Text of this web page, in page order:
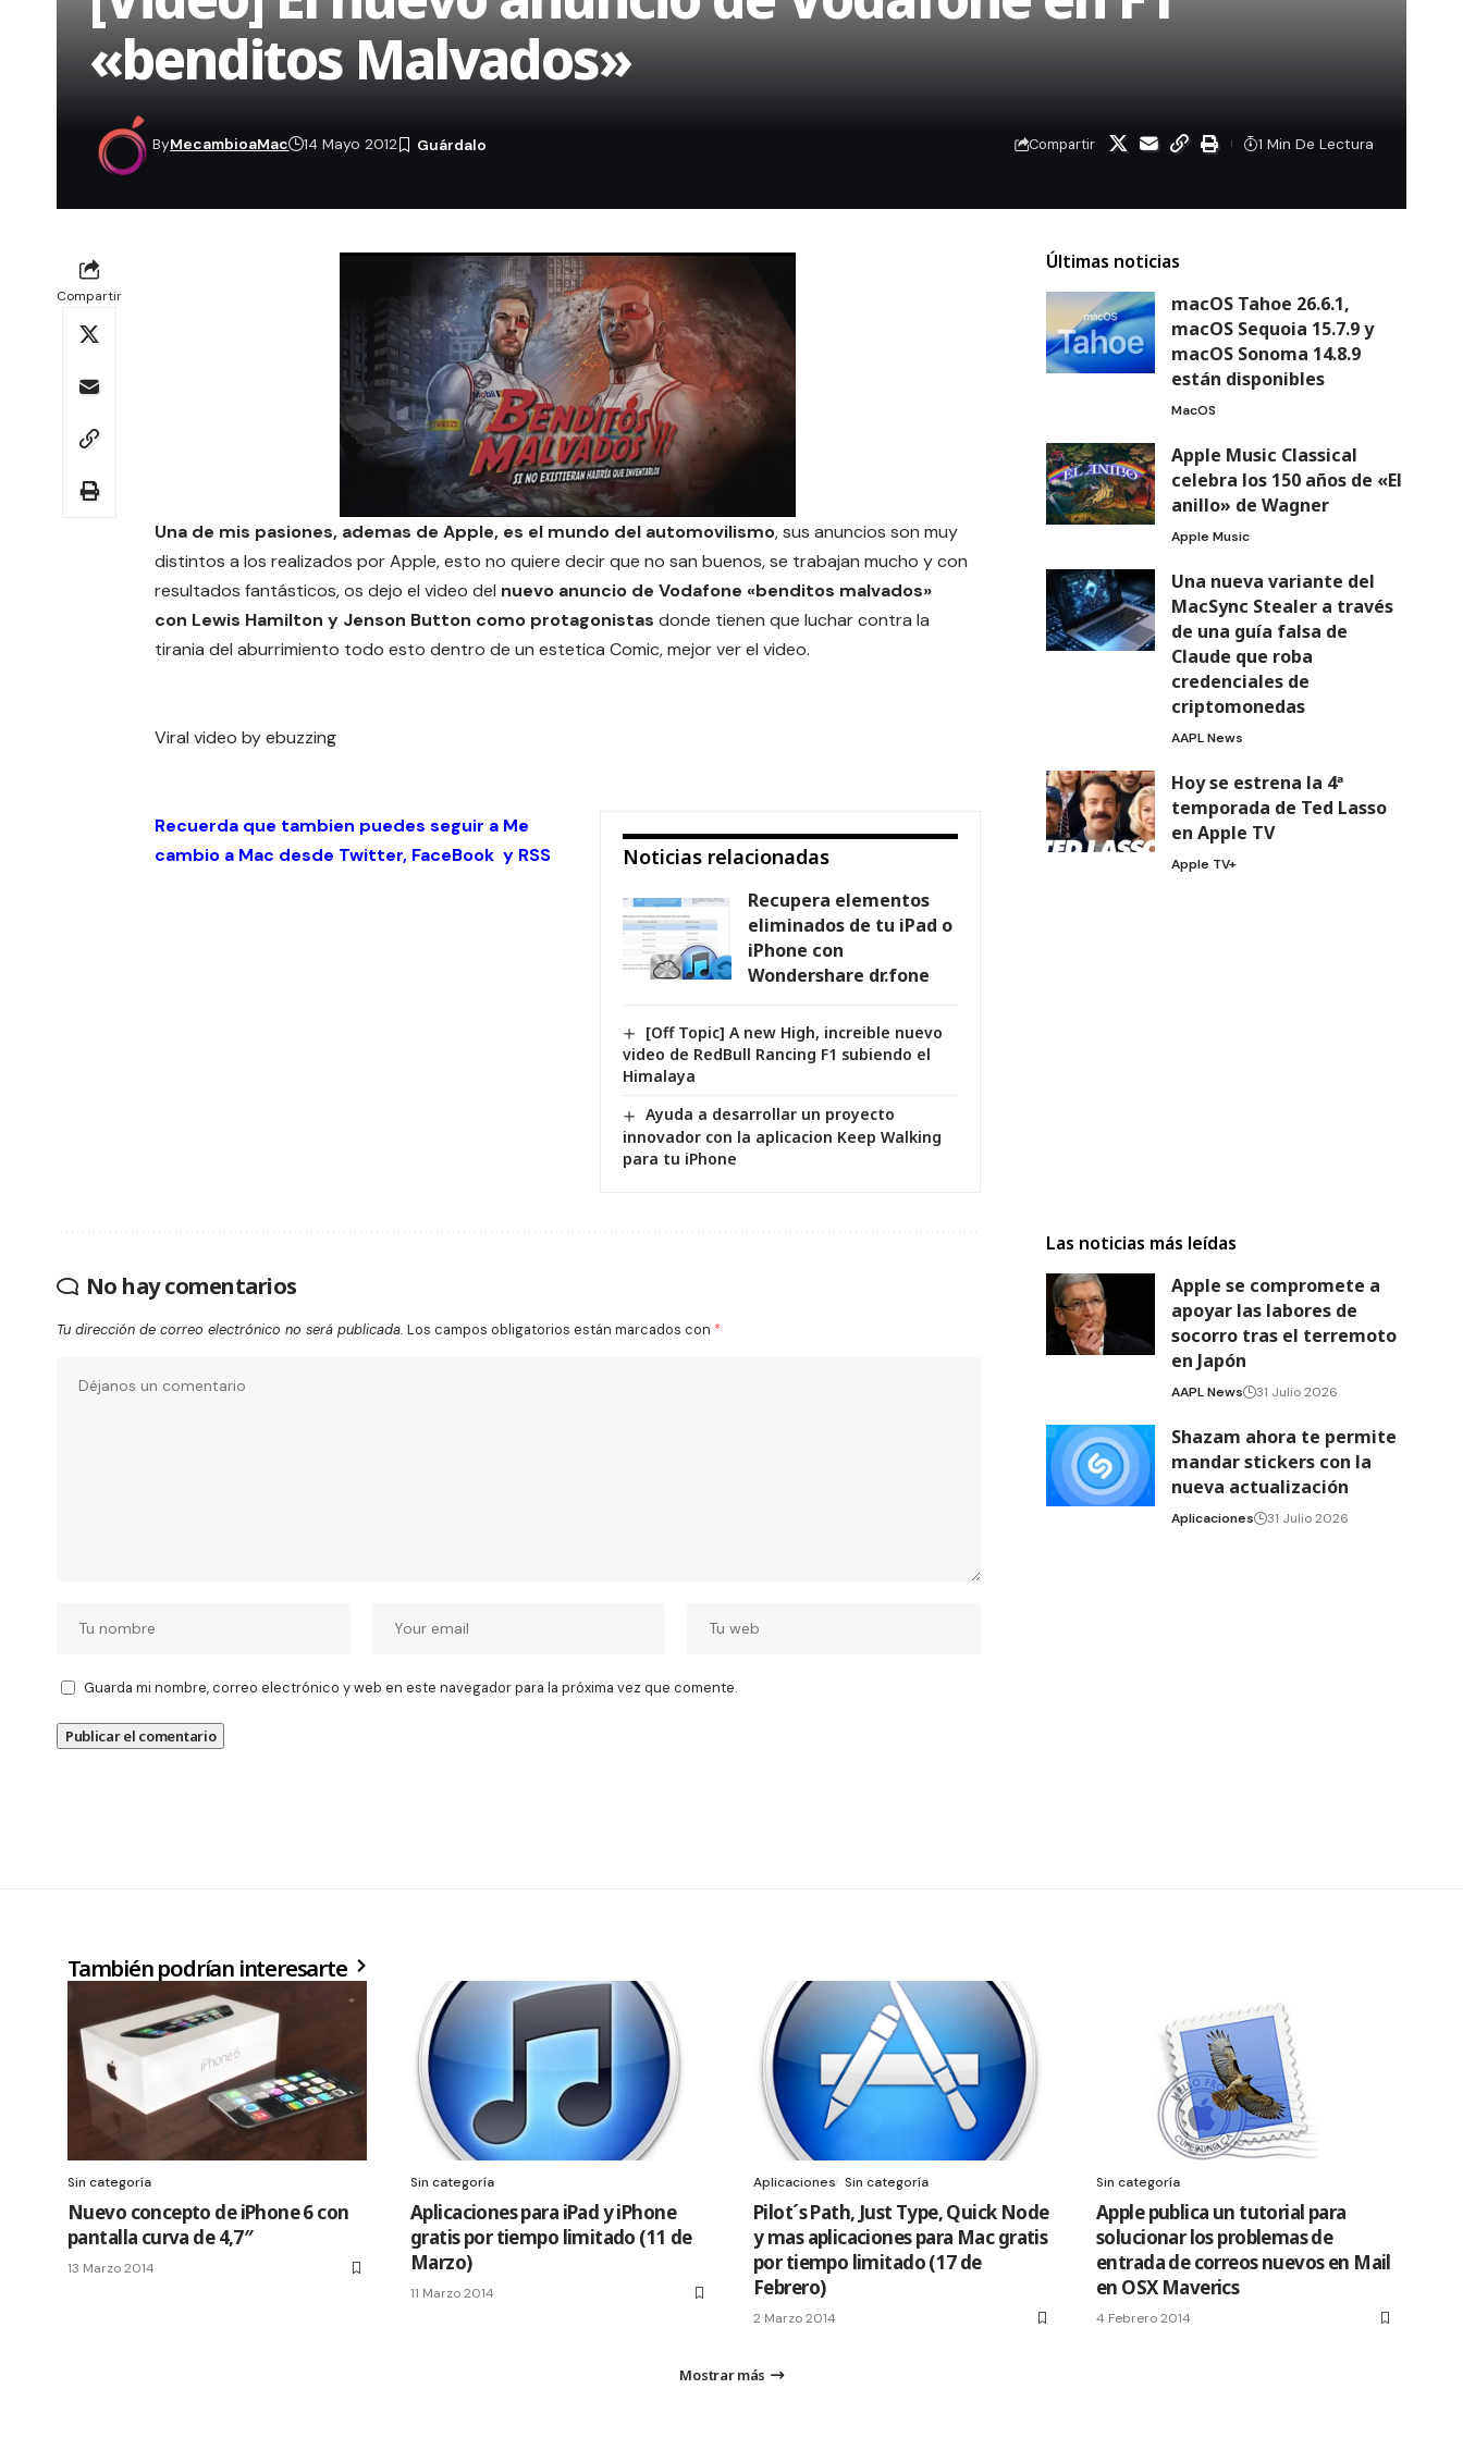
«benditos Malvados»
ByMecambioaMac 14 Mayo 2012 Compartir 1 Min De Lectura
Compartir
Una de mis pasiones, ademas de Apple, es el mundo del automovilismo, sus anuncios son muy
distintos a los realizados por Apple, esto no quiere decir que no san buenos, se trabajan mucho y con
resultados fantásticos, os dejo el video del nuevo anuncio de Vodafone «benditos malvados»
con Lewis Hamilton y Jenson Button como protagonistas donde tienen que luchar contra la
tirania del aburrimiento todo esto dentro de un estetica Comic, mejor ver el video.
Viral video by ebuzzing
Noticias relacionadas
Recupera elementos
eliminados de tu iPad o
iPhone con
Wondershare dr.fone
[Off Topic] A new High, increible nuevo
video de RedBull Rancing F1 subiendo el
Himalaya
Ayuda a desarrollar un proyecto
innovador con la aplicacion Keep Walking
para tu iPhone
Recuerda que tambien puedes seguir a Me
cambio a Mac desde Twitter, FaceBook y RSS
No hay comentarios
Tu dirección de correo electrónico no será publicada. Los campos obligatorios están marcados con *
Guarda mi nombre, correo electrónico y web en este navegador para la próxima vez que comente.
Últimas noticias
macOS Tahoe 26.6.1,
macOS Sequoia 15.7.9 y
macOS Sonoma 14.8.9
están disponibles
MacOS
Apple Music Classical
celebra los 150 años de «El
anillo» de Wagner
Apple Music
Una nueva variante del
MacSync Stealer a través
de una guía falsa de
Claude que roba
credenciales de
criptomonedas
AAPL News
Hoy se estrena la 4ª
temporada de Ted Lasso
en Apple TV
Apple TV+
Las noticias más leídas
Apple se compromete a
apoyar las labores de
socorro tras el terremoto
en Japón
AAPL News 31 Julio 2026
Shazam ahora te permite
mandar stickers con la
nueva actualización
Aplicaciones 31 Julio 2026
También podrían interesarte
Sin categoría
Nuevo concepto de iPhone 6 con
pantalla curva de 4,7″
13 Marzo 2014
Sin categoría
Aplicaciones para iPad y iPhone
gratis por tiempo limitado (11 de
Marzo)
11 Marzo 2014
Aplicaciones Sin categoría
Pilot´s Path, Just Type, Quick Node
y mas aplicaciones para Mac gratis
por tiempo limitado (17 de
Febrero)
2 Marzo 2014
Sin categoría
Apple publica un tutorial para
solucionar los problemas de
entrada de correos nuevos en Mail
en OSX Maverics
4 Febrero 2014
Mostrar más